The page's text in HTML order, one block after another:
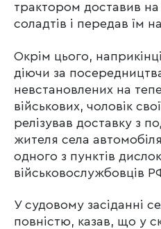
трактором доставив на
соладтів і передав їм
Окрім цього,
діючи за
невстановлених на
військових, чоловік
релізував доставку з
жителя села
одного з пунктів
військовослужбовців
У судовому засіданні
повністю, казав, що у